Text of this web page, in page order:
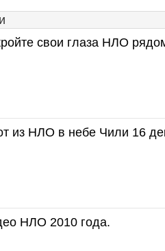
свои глаза НЛО
из НЛО в небе Чили 16
НЛО 2010 года.